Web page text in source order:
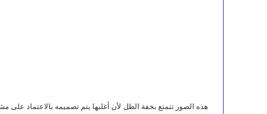
هذه الصور تتمتع بخفة الظل لأن أغلبها يتم تصميمه بالاعتماد على